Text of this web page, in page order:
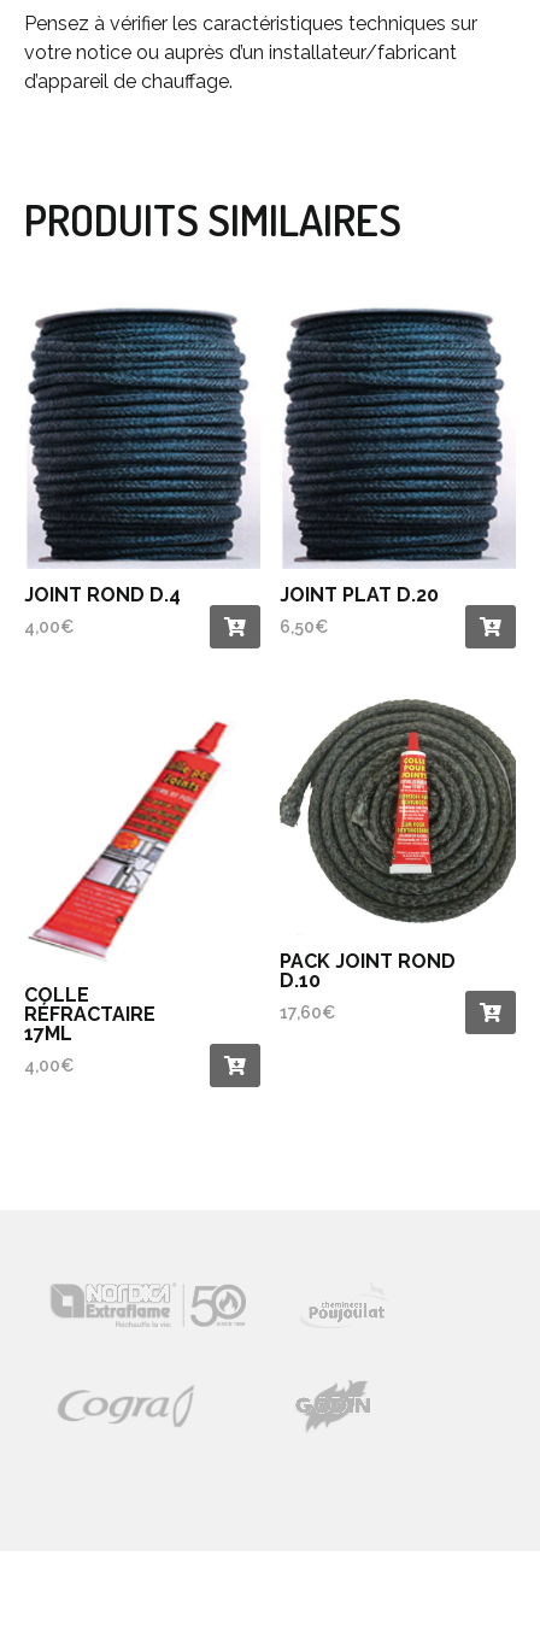
Pensez à vérifier les caractéristiques techniques sur
votre notice ou auprès d’un installateur/fabricant
d’appareil de chauffage.
PRODUITS SIMILAIRES
JOINT ROND D.4
4,00€
JOINT PLAT D.20
6,50€
COLLE
RÉFRACTAIRE
17ML
4,00€
PACK JOINT ROND
D.10
17,60€